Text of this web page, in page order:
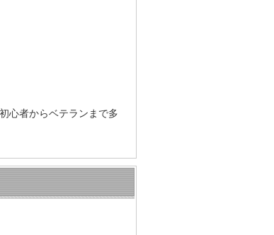
心者からベテランまで多